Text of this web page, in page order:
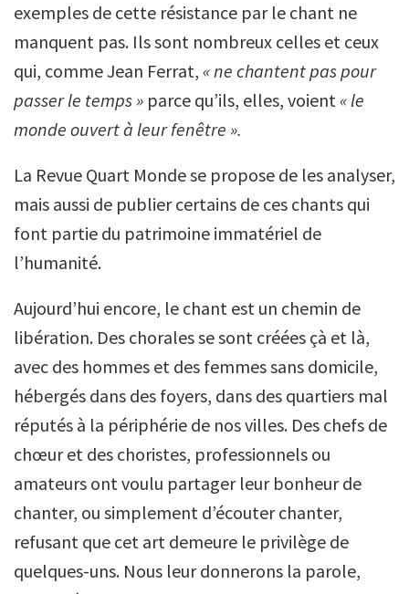
exemples de cette résistance par le chant ne
manquent pas. Ils sont nombreux celles et ceux
qui, comme Jean Ferrat, « ne chantent pas pour
passer le temps » parce qu’ils, elles, voient « le
monde ouvert à leur fenêtre ».
La Revue Quart Monde se propose de les analyser,
mais aussi de publier certains de ces chants qui
font partie du patrimoine immatériel de
l’humanité.
Aujourd’hui encore, le chant est un chemin de
libération. Des chorales se sont créées çà et là,
avec des hommes et des femmes sans domicile,
hébergés dans des foyers, dans des quartiers mal
réputés à la périphérie de nos villes. Des chefs de
chœur et des choristes, professionnels ou
amateurs ont voulu partager leur bonheur de
chanter, ou simplement d’écouter chanter,
refusant que cet art demeure le privilège de
quelques-uns. Nous leur donnerons la parole,